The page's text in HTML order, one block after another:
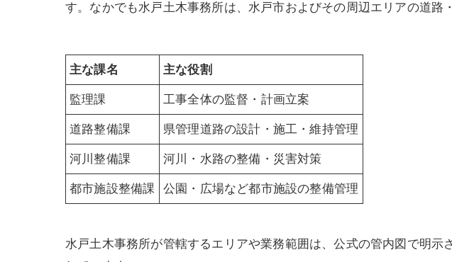
す。なかでも水戸土木事務所は、水戸市およびその周辺エリアの道路
主な課名 主な役割
監理課 工事全体の監督・計画立案
道路整備課 県管理道路の設計・施工・維持管理
河川整備課 河川・水路の整備・災害対策
都市施設整備課 公園・広場など都市施設の整備管理
水戸土木事務所が管轄するエリアや業務範囲は、公式の管内図で明